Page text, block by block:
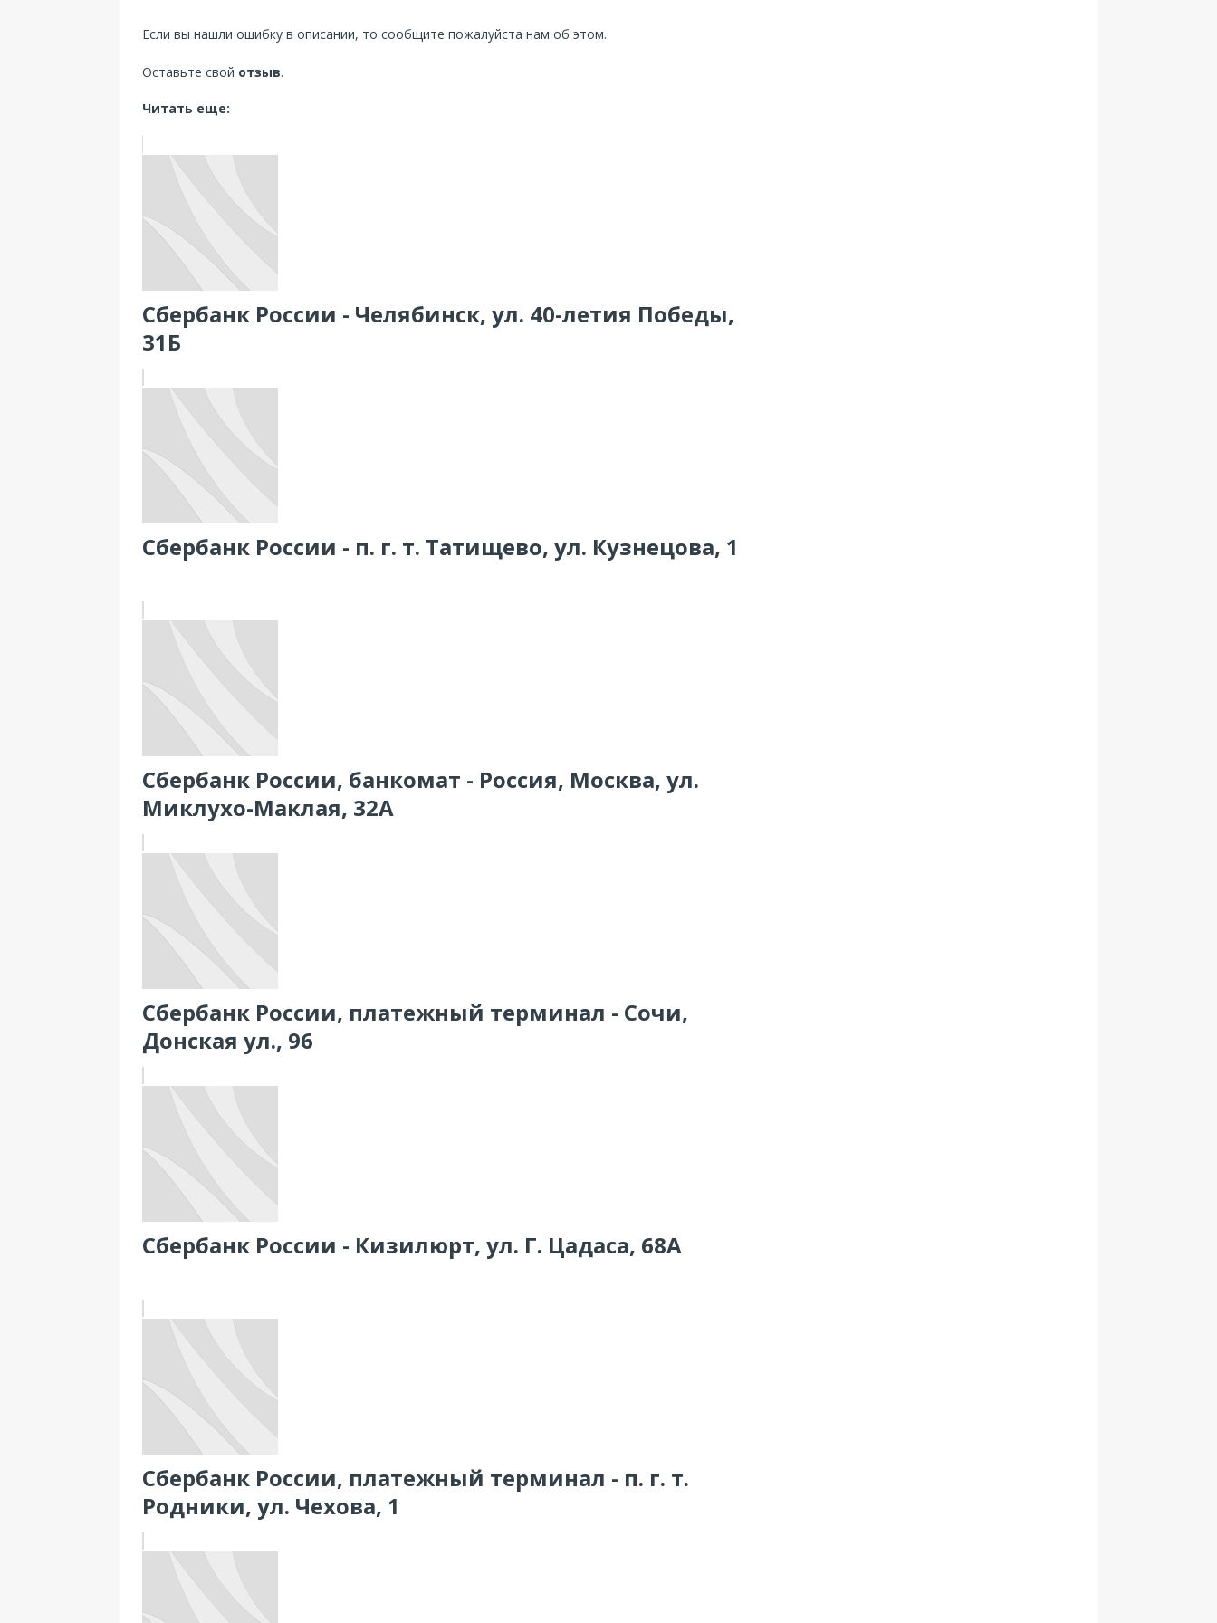
Если вы нашли ошибку в описании, то сообщите пожалуйста нам об этом.
Оставьте свой отзыв.
Читать еще:
Сбербанк России - Челябинск, ул. 40-летия Победы,
31Б
Сбербанк России - п. г. т. Татищево, ул. Кузнецова, 1
Сбербанк России, банкомат - Россия, Москва, ул.
Миклухо-Маклая, 32А
Сбербанк России, платежный терминал - Сочи,
Донская ул., 96
Сбербанк России - Кизилюрт, ул. Г. Цадаса, 68А
Сбербанк России, платежный терминал - п. г. т.
Родники, ул. Чехова, 1